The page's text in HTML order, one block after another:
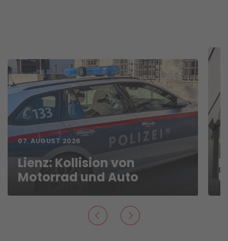
07. AUGUST 2026
Lienz: Kollision von
Motorrad und Auto